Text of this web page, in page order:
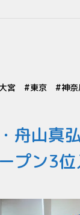
大宮 東京 神奈
舟山真
プン3位